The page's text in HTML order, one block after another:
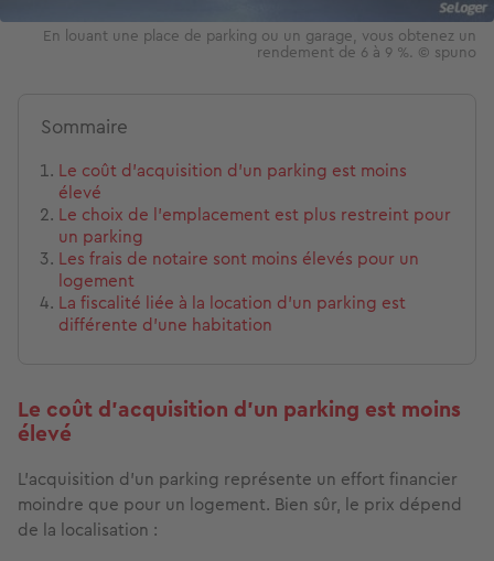
En louant une place de parking ou un garage, vous obtenez un
rendement de 6 à 9 %. © spuno
Sommaire
Le coût d’acquisition d’un parking est moins
élevé
Le choix de l’emplacement est plus restreint pour
un parking
Les frais de notaire sont moins élevés pour un
logement
La fiscalité liée à la location d’un parking est
différente d'une habitation
Le coût d’acquisition d’un parking est moins
élevé
L’acquisition d’un parking représente un effort financier
moindre que pour un logement. Bien sûr, le prix dépend
de la localisation :